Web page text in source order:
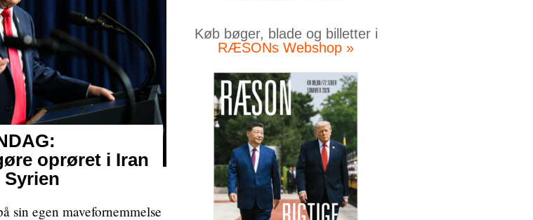
oprøret i Iran
sin egen mavefornemmelse
Køb bøger, blade og billetter i
RÆSONs Webshop »